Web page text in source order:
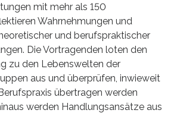
mit mehr als 150
Wahrnehmungen und
und berufspraktischer
Die Vortragenden loten den
zu den Lebenswelten der
aus und überprüfen, inwieweit
übertragen werden
werden Handlungsansätze aus